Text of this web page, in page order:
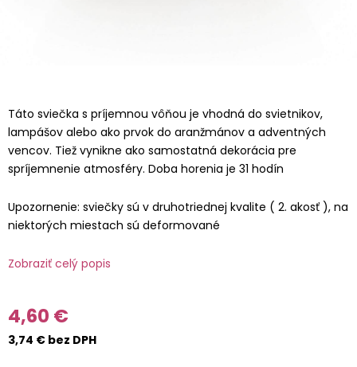
Táto sviečka s príjemnou vôňou je vhodná do svietnikov,
lampášov alebo ako prvok do aranžmánov a adventných
vencov. Tiež vynikne ako samostatná dekorácia pre
spríjemnenie atmosféry. Doba horenia je 31 hodín
Upozornenie: sviečky sú v druhotriednej kvalite ( 2. akosť ), na
niektorých miestach sú deformované
Zobraziť celý popis
4,60 €
3,74 € bez DPH